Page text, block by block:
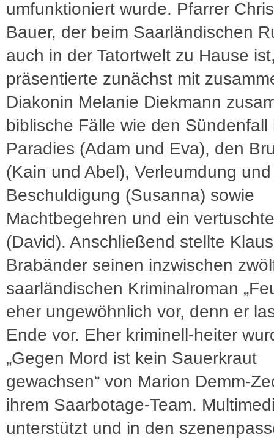
umfunktioniert wurde. Pfarrer
Bauer, der beim Saarländischen
auch in der Tatortwelt zu Hause
präsentierte zunächst mit
Diakonin Melanie Diekmann
biblische Fälle wie den Sündenfall
Paradies (Adam und Eva), den
(Kain und Abel), Verleumdung
Beschuldigung (Susanna) sowie
Machtbegehren und ein
(David). Anschließend stellte Klaus
Brabänder seinen inzwischen
saarländischen Kriminalroman
eher ungewöhnlich vor, denn er
Ende vor. Eher kriminell-heiter
„Gegen Mord ist kein Sauerkraut
gewachsen“ von Marion Demm-
ihrem Saarbotage-Team.
unterstützt und in den